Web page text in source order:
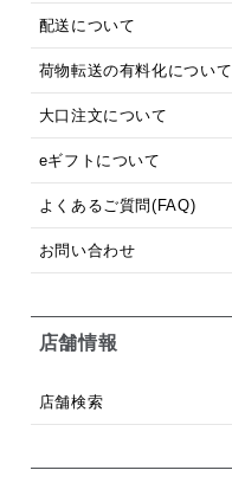
配送について
荷物転送の有料化について
大口注文について
eギフトについて
よくあるご質問(FAQ)
お問い合わせ
店舗情報
店舗検索